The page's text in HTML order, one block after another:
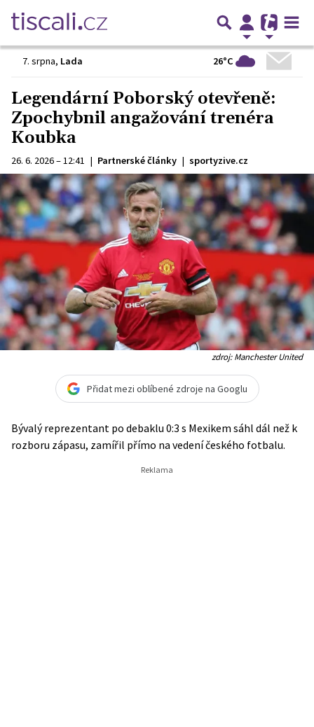
7. srpna, Lada 26°C
Legendární Poborský otevřeně:
Zpochybnil angažování trenéra
Koubka
26. 6. 2026 – 12:41 | Partnerské články | sportyzive.cz
zdroj: Manchester United
Přidat mezi oblíbené zdroje na Googlu
Bývalý reprezentant po debaklu 0:3 s Mexikem sáhl dál než k
rozboru zápasu, zamířil přímo na vedení českého fotbalu.